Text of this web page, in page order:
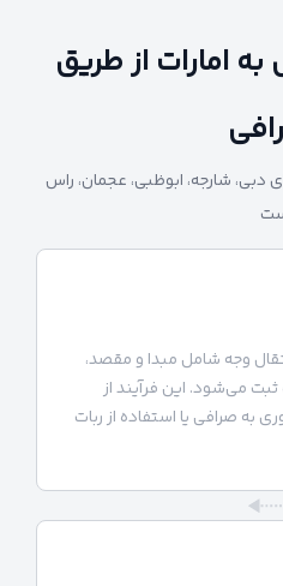
امارات از طریق
دبی، شارجه، ابوظبی، عجمان، راس
وجه شامل مبدا و مقصد،
ثبت می‌شود. این فرآیند از
صرافی یا استفاده از ربات